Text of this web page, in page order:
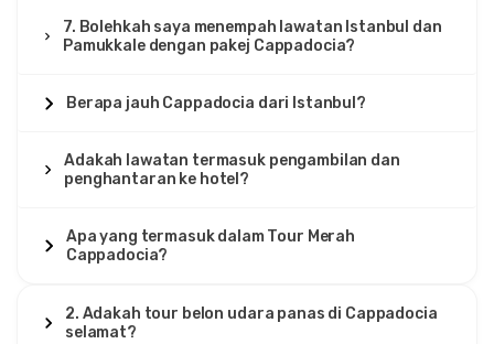
7. Bolehkah saya menempah lawatan Istanbul dan
Pamukkale dengan pakej Cappadocia?
Berapa jauh Cappadocia dari Istanbul?
Adakah lawatan termasuk pengambilan dan
penghantaran ke hotel?
Apa yang termasuk dalam Tour Merah
Cappadocia?
2. Adakah tour belon udara panas di Cappadocia
selamat?